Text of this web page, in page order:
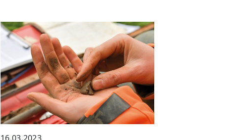
16.03.2023